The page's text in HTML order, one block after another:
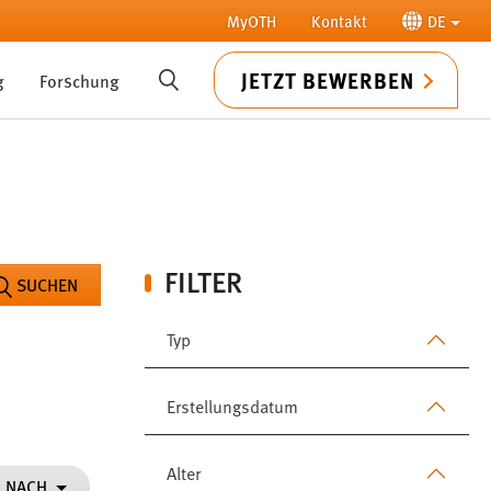
MyOTH Kontakt DE
Forschung SUCHE JETZT BEWERBEN
FILTER
Typ
Erstellungsdatum
Alter
SUCHEN